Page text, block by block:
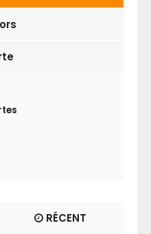
RÉCENT